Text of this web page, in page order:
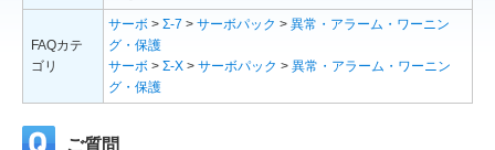
FAQカテ
ゴリ
サーボ > Σ-7 > サーボパック > 異常・アラーム・ワーニン
グ・保護
サーボ > Σ-X > サーボパック > 異常・アラーム・ワーニン
グ・保護
ご質問